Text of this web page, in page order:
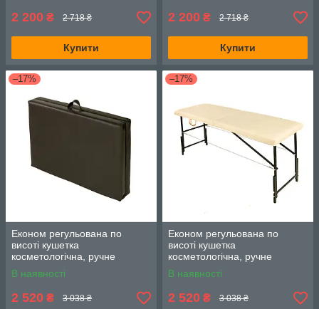
2 200 ₴ 2 718 ₴
Купити
2 200 ₴ 2 718 ₴
Купити
–17%
Економ регульована по
висоті кушетка
косметологічна, ручне
складання чорний
В наявності
2 520 ₴ 3 038 ₴
–17%
Економ регульована по
висоті кушетка
косметологічна, ручне
складання
В наявності
2 520 ₴ 3 038 ₴